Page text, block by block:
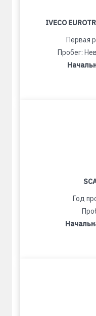
IVECO
Первая
Пробег:
Год